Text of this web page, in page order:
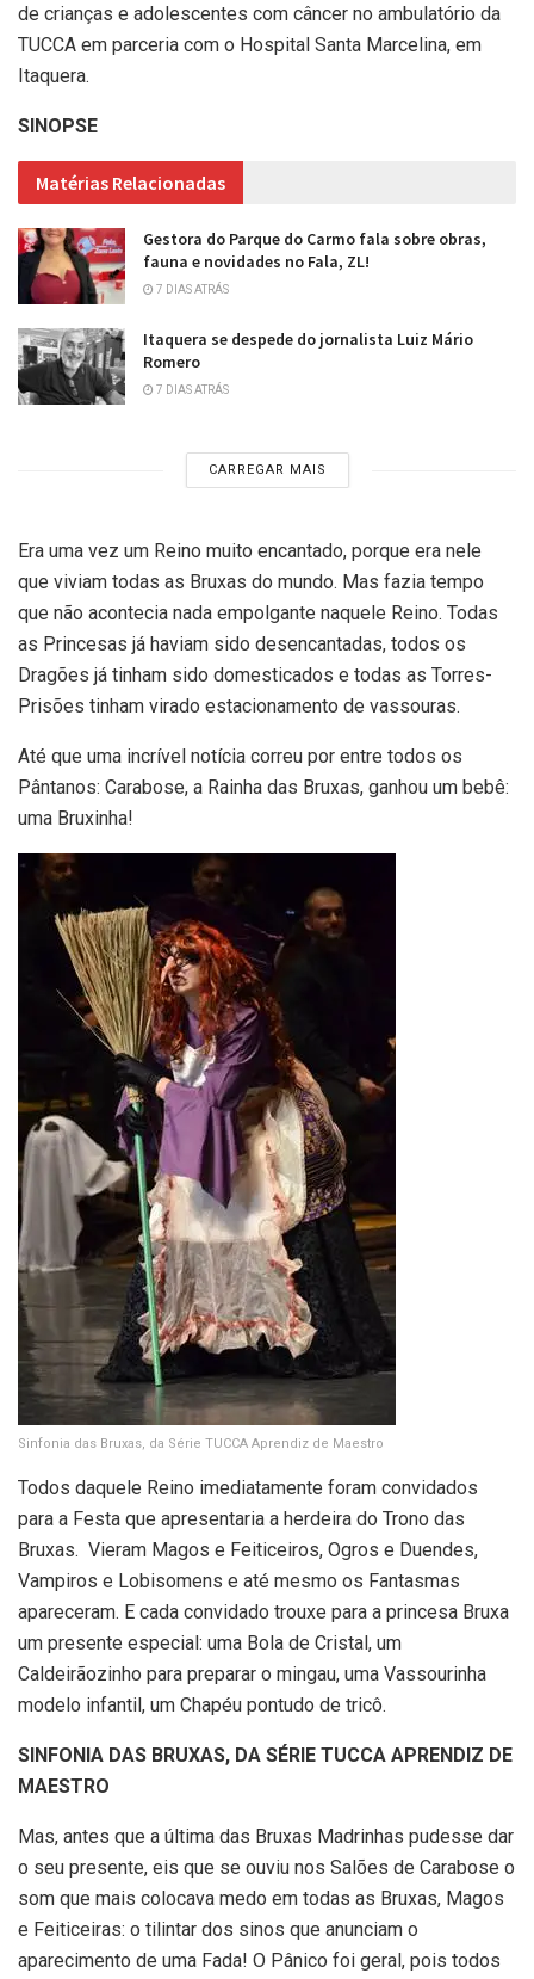
de crianças e adolescentes com câncer no ambulatório da
TUCCA em parceria com o Hospital Santa Marcelina, em
Itaquera.
SINOPSE
Matérias Relacionadas
Gestora do Parque do Carmo fala sobre obras,
fauna e novidades no Fala, ZL!
7 DIAS ATRÁS
Itaquera se despede do jornalista Luiz Mário
Romero
7 DIAS ATRÁS
CARREGAR MAIS
Era uma vez um Reino muito encantado, porque era nele
que viviam todas as Bruxas do mundo. Mas fazia tempo
que não acontecia nada empolgante naquele Reino. Todas
as Princesas já haviam sido desencantadas, todos os
Dragões já tinham sido domesticados e todas as Torres-
Prisões tinham virado estacionamento de vassouras.
Até que uma incrível notícia correu por entre todos os
Pântanos: Carabose, a Rainha das Bruxas, ganhou um bebê:
uma Bruxinha!
Sinfonia das Bruxas, da Série TUCCA Aprendiz de Maestro
Todos daquele Reino imediatamente foram convidados
para a Festa que apresentaria a herdeira do Trono das
Bruxas. Vieram Magos e Feiticeiros, Ogros e Duendes,
Vampiros e Lobisomens e até mesmo os Fantasmas
apareceram. E cada convidado trouxe para a princesa Bruxa
um presente especial: uma Bola de Cristal, um
Caldeirãozinho para preparar o mingau, uma Vassourinha
modelo infantil, um Chapéu pontudo de tricô.
SINFONIA DAS BRUXAS, DA SÉRIE TUCCA APRENDIZ DE
MAESTRO
Mas, antes que a última das Bruxas Madrinhas pudesse dar
o seu presente, eis que se ouviu nos Salões de Carabose o
som que mais colocava medo em todas as Bruxas, Magos
e Feiticeiras: o tilintar dos sinos que anunciam o
aparecimento de uma Fada! O Pânico foi geral, pois todos